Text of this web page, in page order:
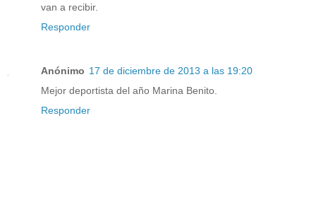
van a recibir.
Responder
Anónimo 17 de diciembre de 2013 a las 19:20
Mejor deportista del año Marina Benito.
Responder